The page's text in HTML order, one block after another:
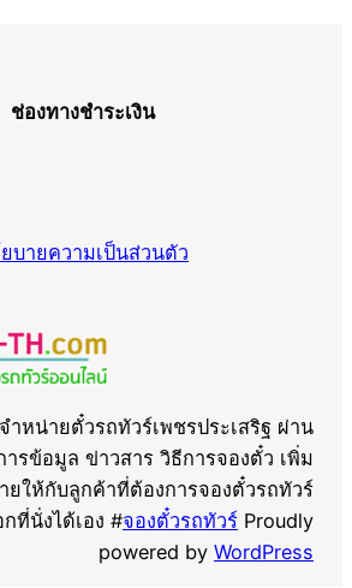
ช่องทางชำระเงิน
บายความเป็นส่วนตัว
ำหน่ายตั๋วรถทัวร์เพชรประเสริฐ ผ่าน
ารข้อมูล ข่าวสาร วิธีการจองตั๋ว เพิ่ม
ยให้กับลูกค้าที่ต้องการจองตั๋วรถทัวร์
ที่นั่งได้เอง #จองตั๋วรถทัวร์ Proudly
powered by WordPress